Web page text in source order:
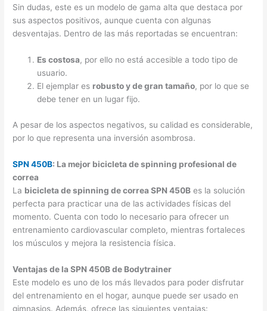
Sin dudas, este es un modelo de gama alta que destaca por
sus aspectos positivos, aunque cuenta con algunas
desventajas. Dentro de las más reportadas se encuentran:
Es costosa, por ello no está accesible a todo tipo de
usuario.
El ejemplar es robusto y de gran tamaño, por lo que se
debe tener en un lugar fijo.
A pesar de los aspectos negativos, su calidad es considerable,
por lo que representa una inversión asombrosa.
SPN 450B: La mejor bicicleta de spinning profesional de
correa
La bicicleta de spinning de correa SPN 450B es la solución
perfecta para practicar una de las actividades físicas del
momento. Cuenta con todo lo necesario para ofrecer un
entrenamiento cardiovascular completo, mientras fortaleces
los músculos y mejora la resistencia física.
Ventajas de la SPN 450B de Bodytrainer
Este modelo es uno de los más llevados para poder disfrutar
del entrenamiento en el hogar, aunque puede ser usado en
gimnasios. Además, ofrece las siguientes ventajas: